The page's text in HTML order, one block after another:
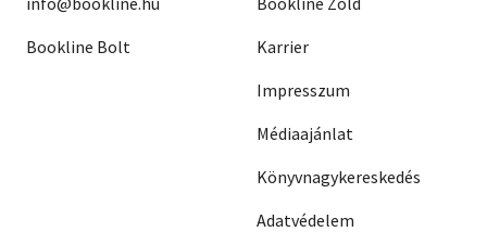
Bookline Bolt
Karrier
Impresszum
Médiaajánlat
Könyvnagykereskedés
Adatvédelem